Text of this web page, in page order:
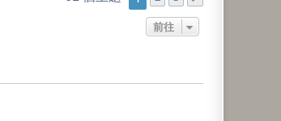
前往